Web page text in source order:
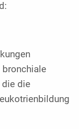
die die